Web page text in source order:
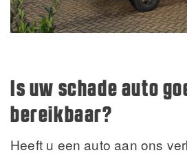
Is uw schade auto
bereikbaar?
Heeft u een auto aan ons